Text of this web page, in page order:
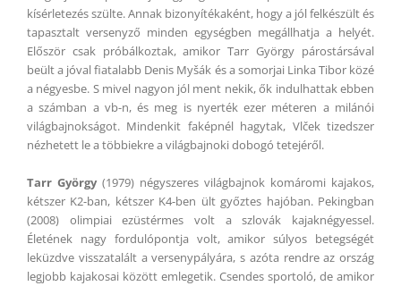
kísérletezés szülte. Annak bizonyítékaként, hogy a jól felkészült és
tapasztalt versenyző minden egységben megállhatja a helyét.
Először csak próbálkoztak, amikor Tarr György párostársával
beült a jóval fiatalabb Denis Myšák és a somorjai Linka Tibor közé
a négyesbe. S mivel nagyon jól ment nekik, ők indulhattak ebben
a számban a vb-n, és meg is nyerték ezer méteren a milánói
világbajnokságot. Mindenkit faképnél hagytak, Vlčektizedszer
nézhetett le a többiekre a világbajnoki dobogó tetejéről.
Tarr György (1979) négyszeres világbajnok komáromi kajakos,
kétszer K2-ban, kétszer K4-ben ült győztes hajóban. Pekingban
(2008) olimpiai ezüstérmes volt a szlovák kajaknégyessel.
Életének nagy fordulópontja volt, amikor súlyos betegségét
leküzdve visszatalált a versenypályára, s azóta rendre az ország
legjobb kajakosai között emlegetik. Csendes sportoló, de amikor